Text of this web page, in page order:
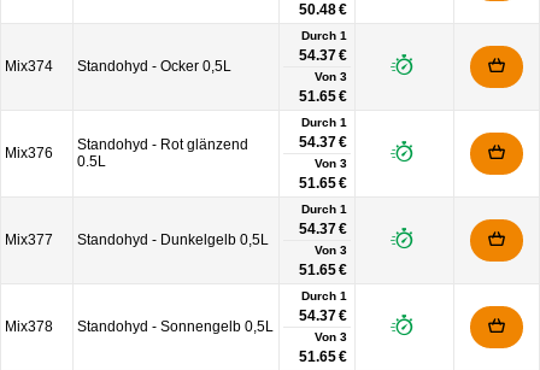
50.48 €
Mix374 Standohyd - Ocker 0,5L
Durch 1
54.37 €
Von 3
51.65 €
Mix376
Standohyd - Rot glänzend
0.5L
Durch 1
54.37 €
Von 3
51.65 €
Mix377 Standohyd - Dunkelgelb 0,5L
Durch 1
54.37 €
Von 3
51.65 €
Mix378 Standohyd - Sonnengelb 0,5L
Durch 1
54.37 €
Von 3
51.65 €